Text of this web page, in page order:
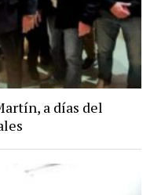
a días del